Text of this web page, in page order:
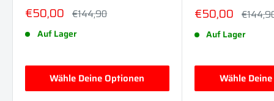
Sonderpreis
€50,00 Normalpreis
€144,90
Auf Lager
Wähle Deine Optionen
Sonderpreis
€50,00
Auf Lager
Wähle